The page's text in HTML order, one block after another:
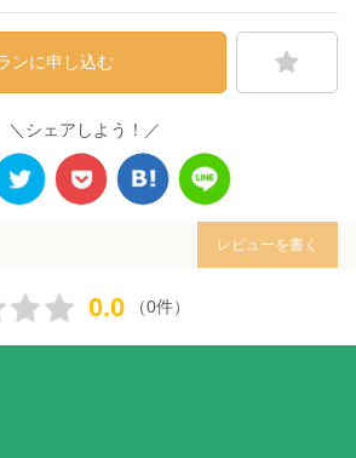
ンに申し込む
＼シェアしよう！／
レビューを書く
0.0 （0件）